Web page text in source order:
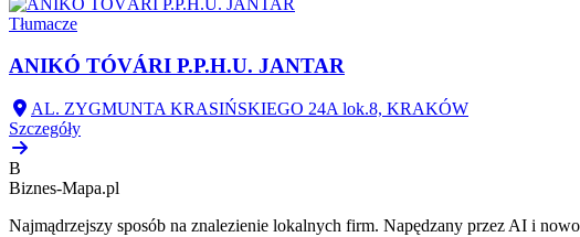
Tłumacze
ANIKÓ TÓVÁRI P.P.H.U. JANTAR
AL. ZYGMUNTA KRASIŃSKIEGO 24A lok.8, KRAKÓW
Szczegóły
B
Biznes-Mapa.pl
Najmądrzejszy sposób na znalezienie lokalnych firm. Napędzany przez AI i